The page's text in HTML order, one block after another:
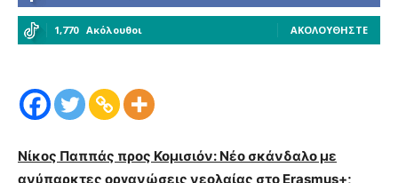
1,770 Ακόλουθοι ΑΚΟΛΟΥΘΉΣΤΕ
Νίκος Παππάς προς Κομισιόν: Νέο σκάνδαλο με
ανύπαρκτες οργανώσεις νεολαίας στο Erasmus+;